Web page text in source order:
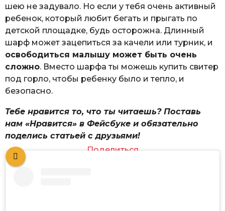
шею не задувало. Но если у тебя очень активный
ребенок, который любит бегать и прыгать по
детской площадке, будь осторожна. Длинный
шарф может зацепиться за качели или турник, и
освободиться малышу может быть очень
сложно. Вместо шарфа ты можешь купить свитер
под горло, чтобы ребенку было и тепло, и
безопасно.
Тебе нравится то, что ты читаешь? Поставь
нам «Нравится» в Фейсбуке и обязательно
поделись статьей с друзьями!
Поделиться